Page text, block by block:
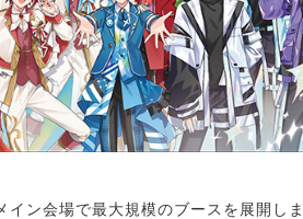
ン会場で最大規模のブースを展開し